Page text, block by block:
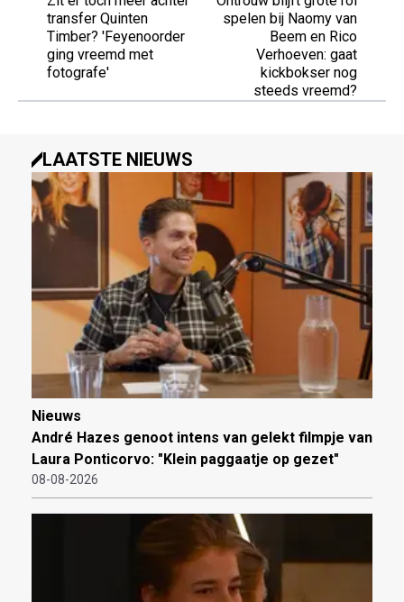
transfer Quinten
Timber? 'Feyenoorder
ging vreemd met
fotografe'
spelen bij Naomy van
Beem en Rico
Verhoeven: gaat
kickbokser nog
steeds vreemd?
LAATSTE NIEUWS
Nieuws
André Hazes genoot intens van gelekt filmpje van
Laura Ponticorvo: "Klein paggaatje op gezet"
08-08-2026